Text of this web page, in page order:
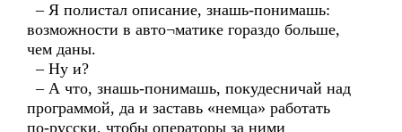
– Я полистал описание, знашь-понимашь:
возможности в авто¬матике гораздо больше,
чем даны.
– Ну и?
– А что, знашь-понимашь, покудесничай над
программой, да и заставь «немца» работать
по-русски, чтобы операторы за ними